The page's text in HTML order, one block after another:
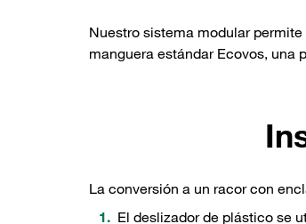
Nuestro sistema modular
manguera estándar Ecovos, una
La conversión a un racor con
El deslizador de plástico se